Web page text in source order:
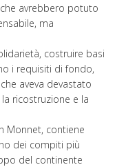
avrebbero potuto
ma
costruire basi
i requisiti di fondo,
aveva devastato
ricostruzione e la
Monnet, contiene
dei compiti più
del continente